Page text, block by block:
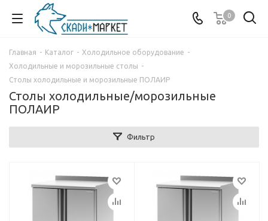
0
Главная - Каталог - Холодильное оборудование -
Холодильные и морозильные столы -
Столы холодильные и морозильные ПОЛАИР
Столы холодильные/морозильные
ПОЛАИР
Фильтр